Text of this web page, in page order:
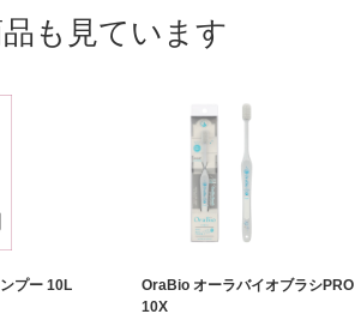
も見ています
プー 10L
OraBio オーラバイオブラシPRO
10X